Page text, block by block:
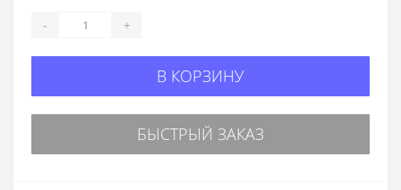
- +
В КОРЗИНУ
БЫСТРЫЙ ЗАКАЗ